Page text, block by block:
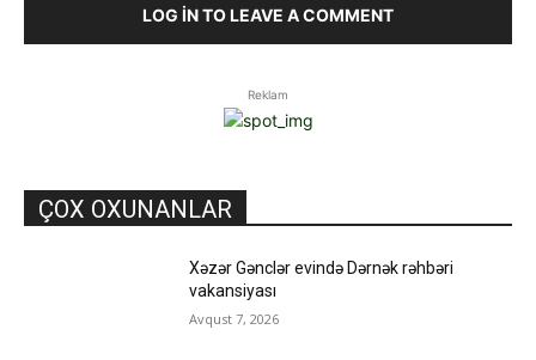
LOG IN TO LEAVE A COMMENT
Reklam
ÇOX OXUNANLAR
Xəzər Gənclər evində Dərnək rəhbəri
vakansiyası
Avqust 7, 2026